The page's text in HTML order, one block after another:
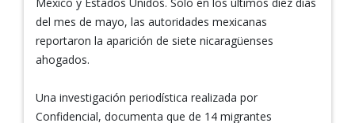
del mes de mayo, las autoridades mexicanas
reportaron la aparición de siete nicaragüenses
ahogados.
Una investigación periodística realizada por
Confidencial, documenta que de 14 migrantes